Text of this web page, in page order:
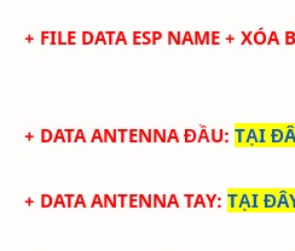
+ FILE DATA ESP NAME + XÓA
+ DATA ANTENNA ĐẦU: TẠI
+ DATA ANTENNA TAY: TẠI